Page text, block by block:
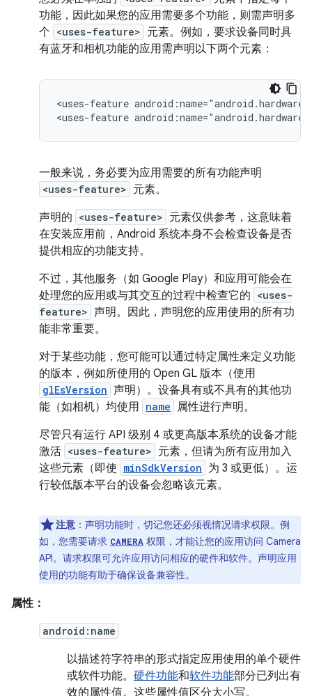
功能，因此如果您的应用需要多个功能，则需声明多
个 <uses-feature> 元素。例如，要求设备同时具
有蓝牙和相机功能的应用需声明以下两个元素：
<uses-feature
<uses-feature
一般来说，务必要为应用需要的所有功能声明
<uses-feature> 元素。
声明的 <uses-feature> 元素仅供参考，这意味着
在安装应用前，Android 系统本身不会检查设备是否
提供相应的功能支持。
不过，其他服务（如 Google Play）和应用可能会在
处理您的应用或与其交互的过程中检查它的 <uses-
feature> 声明。因此，声明您的应用使用的所有功
能非常重要。
对于某些功能，您可能可以通过特定属性来定义功能
的版本，例如所使用的 Open GL 版本（使用
glEsVersion 声明）。设备具有或不具有的其他功
能（如相机）均使用 name 属性进行声明。
尽管只有运行 API 级别 4 或更高版本系统的设备才能
激活 <uses-feature> 元素，但请为所有应用加入
这些元素（即使 minSdkVersion 为 3 或更低）。运
行较低版本平台的设备会忽略该元素。
注意 ：声明功能时，切记您还必须视情况请求权限。例
如，您需要请求 CAMERA 权限，才能让您的应用访问 Camera
API。请求权限可允许应用访问相应的硬件和软件。声明应用
使用的功能有助于确保设备兼容性。
属性：
android:name
以描述符字符串的形式指定应用使用的单个硬件
或软件功能。 硬件功能和软件功能部分已列出有
效的属性值。这些属性值区分大小写。